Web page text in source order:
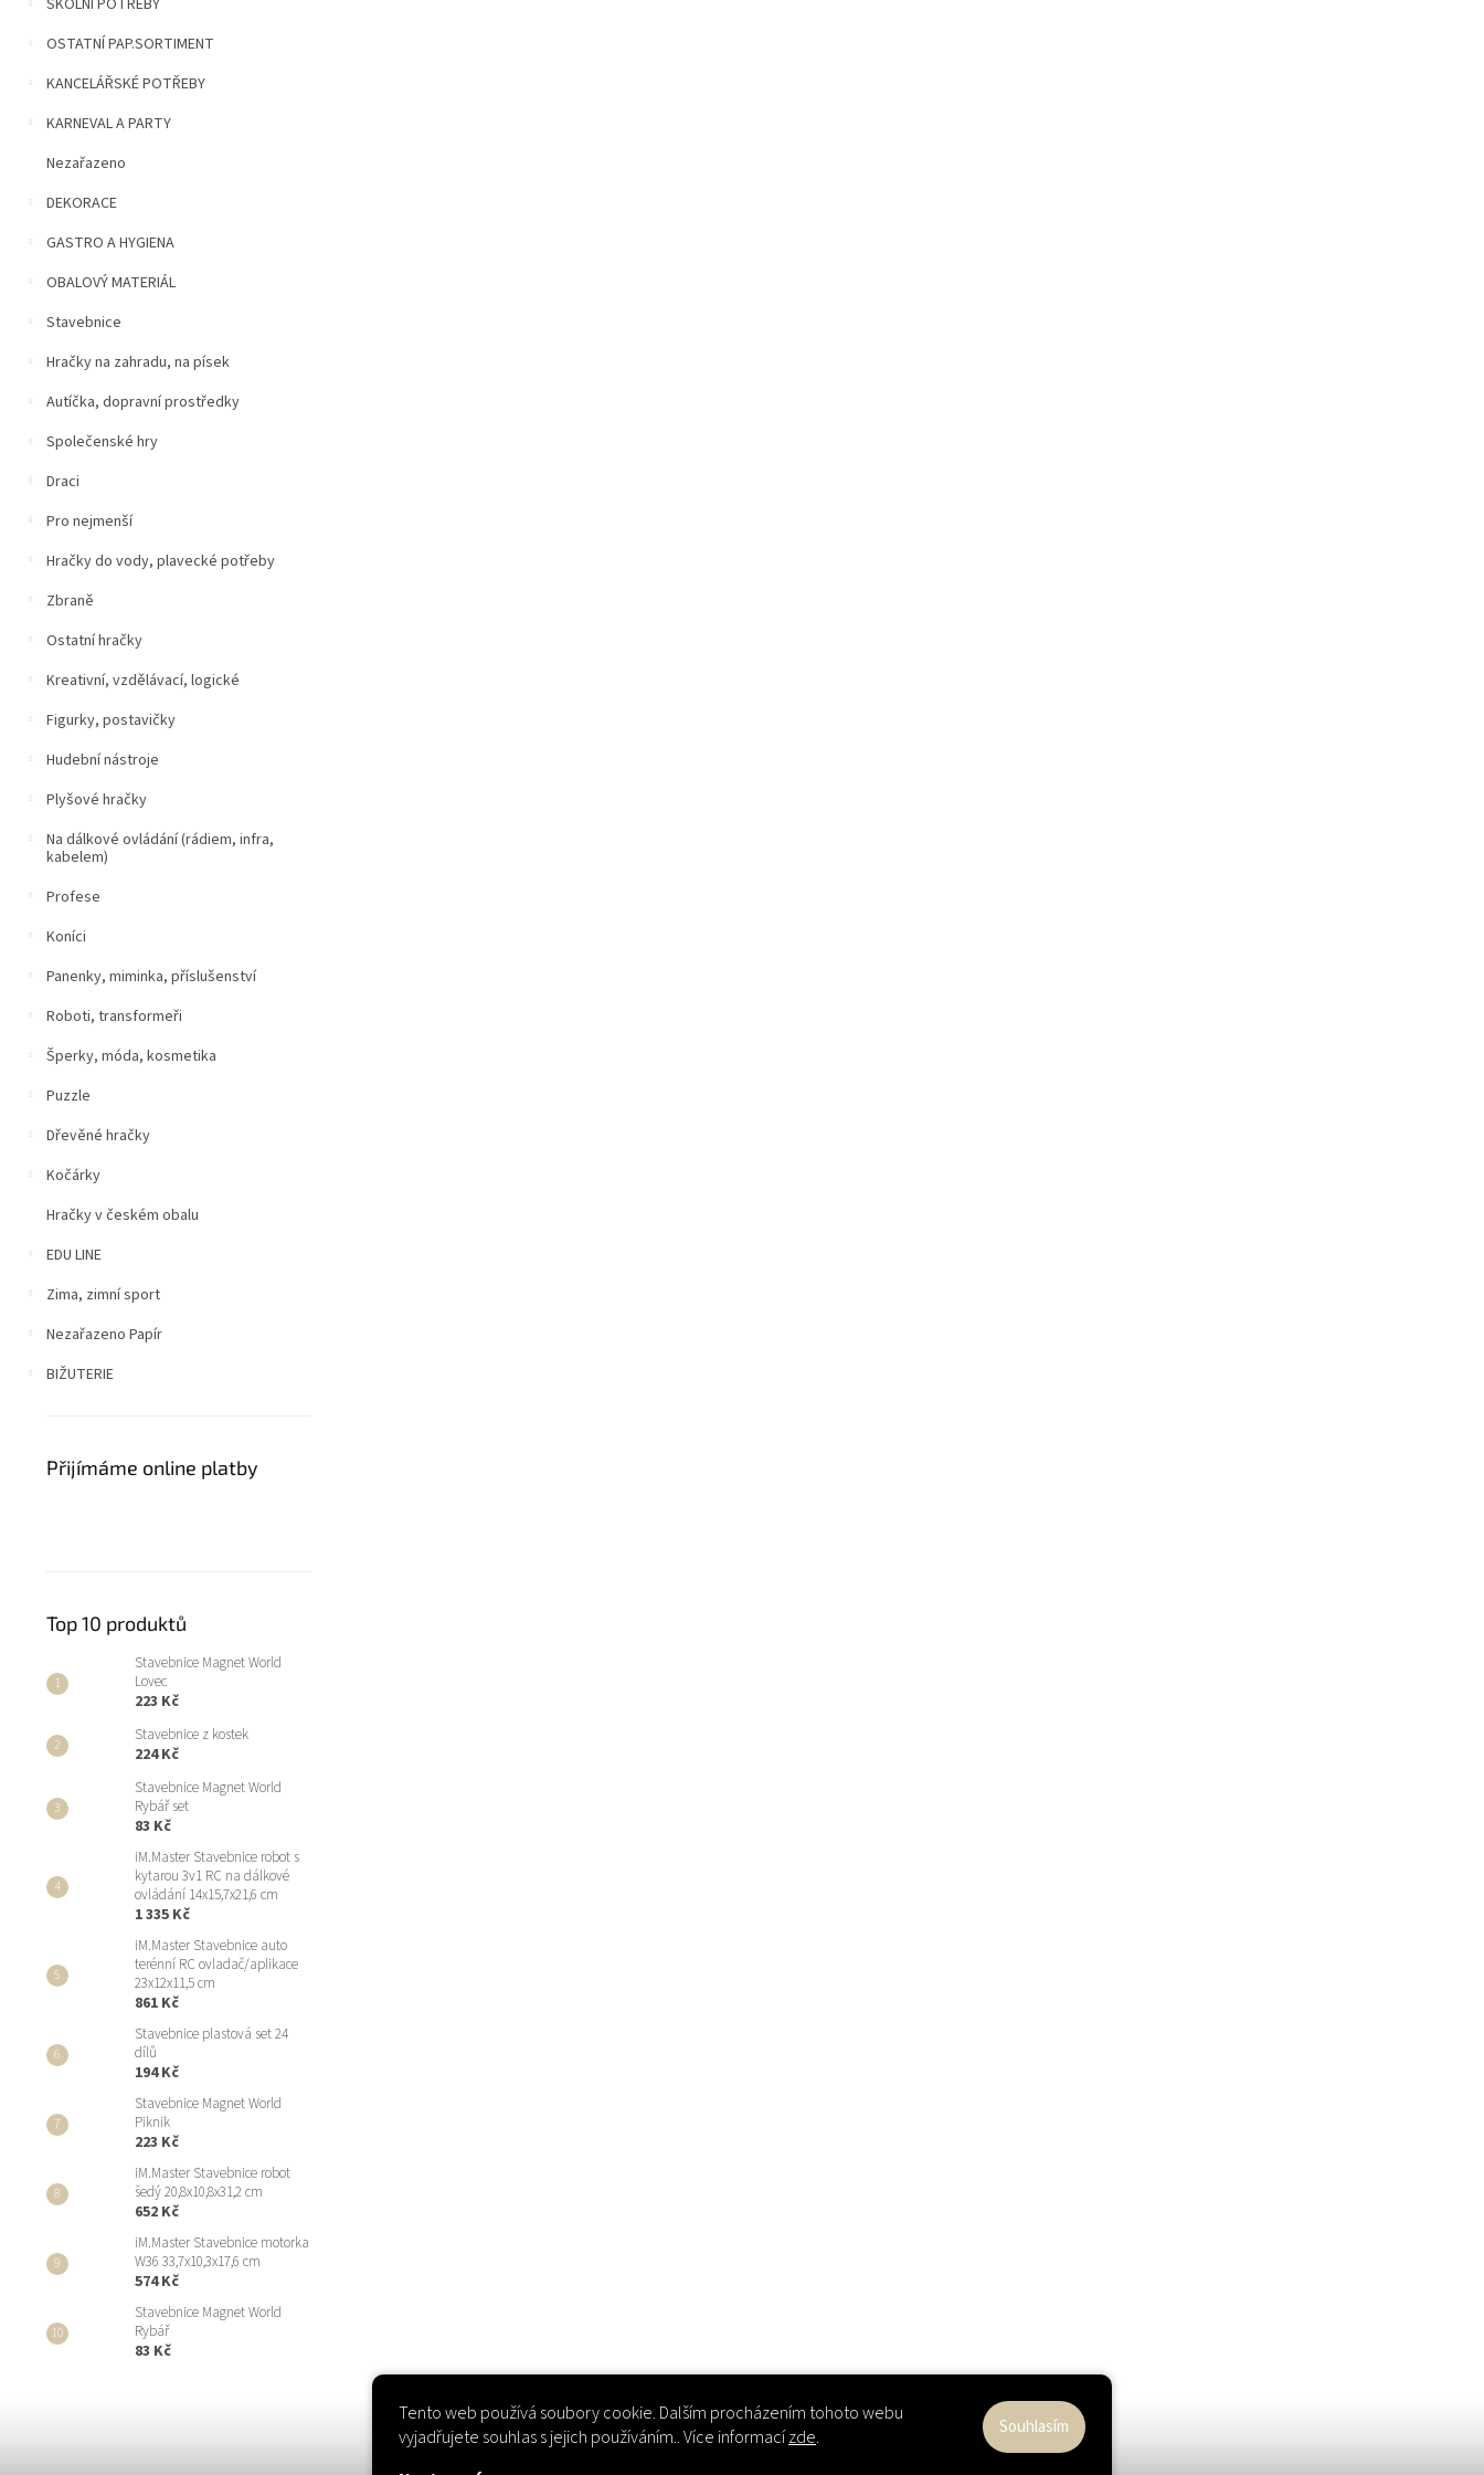
Tento web používá soubory cookie. Dalším procházením tohoto webu
vyjadřujete souhlas s jejich používáním.. Více informacízde.
Souhlasím
p
a
e
ŠKOLNÍ POTŘEBY
OSTATNÍ PAP.SORTIMENT
KANCELÁŘSKÉ POTŘEBY
KARNEVAL A PARTY
Nezařazeno
DEKORACE
GASTRO A HYGIENA
OBALOVÝ MATERIÁL
Stavebnice
Hračky na zahradu, na písek
Autíčka, dopravní prostředky
Společenské hry
Draci
Pro nejmenší
Hračky do vody, plavecké potřeby
Zbraně
Ostatní hračky
Kreativní, vzdělávací, logické
Figurky, postavičky
Hudební nástroje
Plyšové hračky
Na dálkové ovládání (rádiem, infra,
kabelem)
Profese
Koníci
Panenky, miminka, příslušenství
Roboti, transformeři
Šperky, móda, kosmetika
Puzzle
Dřevěné hračky
Kočárky
Hračky v českém obalu
EDU LINE
Zima, zimní sport
Nezařazeno Papír
BIŽUTERIE
Přijímáme online platby
Top 10 produktů
Stavebnice Magnet World
Lovec
223 Kč
Stavebnice z kostek
224 Kč
Stavebnice Magnet World
Rybář set
83 Kč
iM.Master Stavebnice robot s
kytarou 3v1 RC na dálkové
ovládání 14x15,7x21,6 cm
1 335 Kč
iM.Master Stavebnice auto
terénní RC ovladač/aplikace
23x12x11,5 cm
861 Kč
Stavebnice plastová set 24
dílů
194 Kč
Stavebnice Magnet World
Piknik
223 Kč
iM.Master Stavebnice robot
šedý 20,8x10,8x31,2 cm
652 Kč
iM.Master Stavebnice motorka
W36 33,7x10,3x17,6 cm
574 Kč
Stavebnice Magnet World
Rybář
83 Kč